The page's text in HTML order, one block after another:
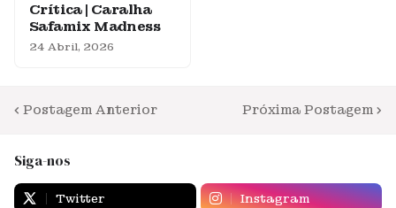
Crítica | Caralha
Safamix Madness
24 Abril, 2026
Postagem Anterior Próxima Postagem
Siga-nos
Twitter Instagram